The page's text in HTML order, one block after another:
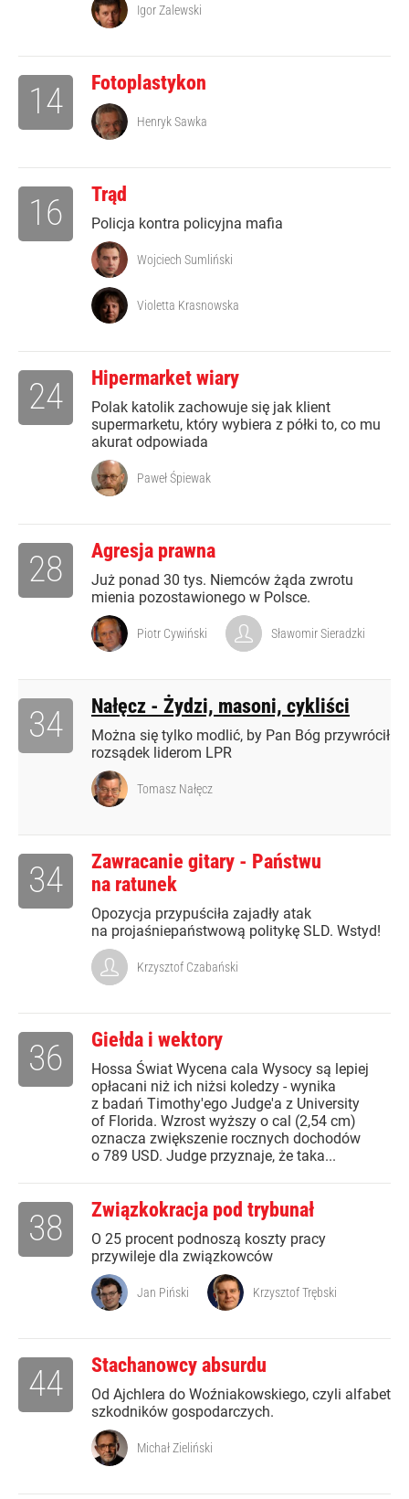
Igor Zalewski
Fotoplastykon
14 Henryk Sawka
Trąd
Policja kontra policyjna mafia
16
Wojciech Sumliński
Violetta Krasnowska
Hipermarket wiary
Polak katolik zachowuje się jak klient
supermarketu, który wybiera z półki to, co mu
akurat odpowiada
24
Paweł Śpiewak
Agresja prawna
Już ponad 30 tys. Niemców żąda zwrotu
mienia pozostawionego w Polsce.
28
Piotr Cywiński Sławomir Sieradzki
Nałęcz - Żydzi, masoni, cykliści
Można się tylko modlić, by Pan Bóg przywrócił
rozsądek liderom LPR
34
Tomasz Nałęcz
Zawracanie gitary - Państwu
na ratunek
Opozycja przypuściła zajadły atak
na projaśniepaństwową politykę SLD. Wstyd!
34
Krzysztof Czabański
Giełda i wektory
Hossa Świat Wycena cala Wysocy są lepiej
opłacani niż ich niżsi koledzy - wynika
z badań Timothy'ego Judge'a z University
of Florida. Wzrost wyższy o cal (2,54 cm)
oznacza zwiększenie rocznych dochodów
o 789 USD. Judge przyznaje, że taka...
36
Związkokracja pod trybunał
O 25 procent podnoszą koszty pracy
przywileje dla związkowców
38
Jan Piński Krzysztof Trębski
Stachanowcy absurdu
Od Ajchlera do Woźniakowskiego, czyli alfabet
szkodników gospodarczych.
44
Michał Zieliński